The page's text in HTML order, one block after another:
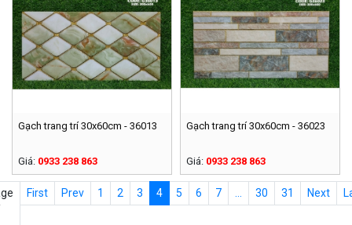
Gạch trang trí 30x60cm - 36013
Giá: 0933 238 863
Gạch trang trí 30x60cm - 36023
Giá: 0933 238 863
First Prev 1 2 3 4 5 6 7 30 31 Next